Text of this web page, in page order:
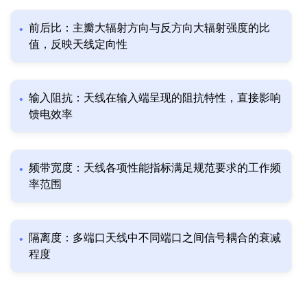
前后比：主瓣大辐射方向与反方向大辐射强度的比
值，反映天线定向性
输入阻抗：天线在输入端呈现的阻抗特性，直接影响
馈电效率
频带宽度：天线各项性能指标满足规范要求的工作频
率范围
隔离度：多端口天线中不同端口之间信号耦合的衰减
程度